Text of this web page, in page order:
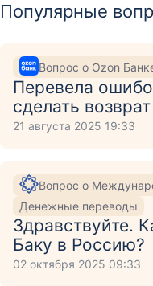
Популярные
Вопрос о Ozon
Перевела
сделать
21 августа 2025 19:33
Вопрос о
Денежные переводы
Здравствуйте.
Баку в Россию?
02 октября 2025 09:33